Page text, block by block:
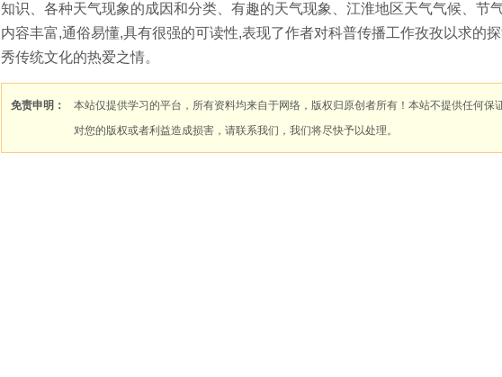
知识、各种天气现象的成因和分类、有趣的天气现象、江淮地区天气气候、节
内容丰富,通俗易懂,具有很强的可读性,表现了作者对科普传播工作孜孜以求的
秀传统文化的热爱之情。
免责申明：
本站仅提供学习的平台，所有资料均来自于网络，版权归原创者所有！本站不提供任何保
对您的版权或者利益造成损害，请联系我们，我们将尽快予以处理。